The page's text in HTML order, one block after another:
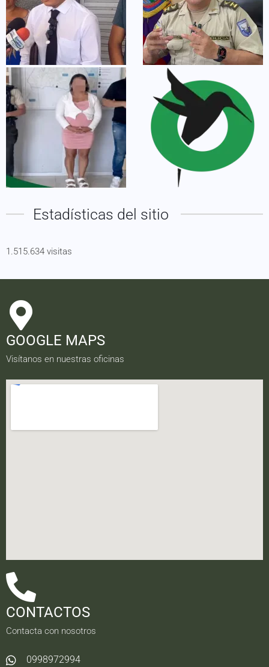
Estadísticas del sitio
1.515.634 visitas
GOOGLE MAPS
Visítanos en nuestras oficinas
CONTACTOS
Contacta con nosotros
0998972994